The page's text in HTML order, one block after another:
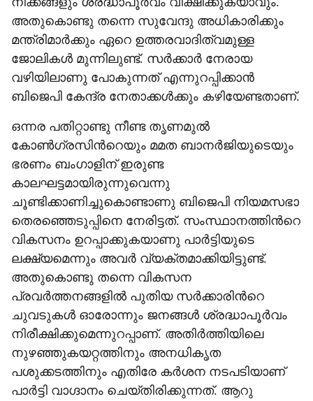
അതുകൊണ്ടു തന്നെ സുവേന്ദു അധികാരിക്കും
മന്ത്രിമാർക്കും ‌ഏറെ ഉത്തരവാദിത്വമുള്ള
ജോലികൾ മുന്നിലുണ്ട്. സർക്കാർ നേരായ
വഴിയിലാണു പോകുന്നത് എന്നുറപ്പിക്കാൻ
ബിജെപി കേന്ദ്ര നേതാക്കൾക്കും കഴിയേണ്ടതാണ്.
ഒന്നര പതിറ്റാണ്ടു നീണ്ട തൃണമുൽ
കോൺഗ്രസിന്‍റെയും മമത ബാനർജിയുടെയും
ഭരണം ബംഗാളിന് ഇരുണ്ട
കാലഘട്ടമായിരുന്നുവെന്നു
ചൂണ്ടിക്കാണിച്ചുകൊണ്ടാണു ബിജെപി നിയമസഭാ
തെരഞ്ഞെടുപ്പിനെ നേരിട്ടത്. സംസ്ഥാനത്തിന്‍റെ
വികസനം ഉറപ്പാക്കുകയാണു പാർട്ടിയുടെ
ലക്ഷ്യമെന്നും അവർ വ്യക്തമാക്കിയിട്ടുണ്ട്.
അതുകൊണ്ടു തന്നെ വികസന
പ്രവർത്തനങ്ങളിൽ പുതിയ സർക്കാരിന്‍റെ
ചുവടുകൾ ഓരോന്നും ജനങ്ങൾ ശ്രദ്ധാപൂർവം
നിരീക്ഷിക്കുമെന്നുറപ്പാണ്. അതിർത്തിയിലെ
നുഴഞ്ഞുകയറ്റത്തിനും അനധികൃത
പശുക്കടത്തിനും എതിരേ കർശന നടപടിയാണ്
പാർട്ടി വാഗ്ദാനം ചെയ്തിരിക്കുന്നത്. ആറു